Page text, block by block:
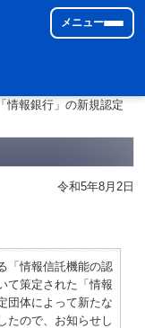
メニュー
情報銀行」の新規認定
令和5年8月2日
「情報信託機能の認
て策定された「情報
団体によって新たな
たので、お知らせし